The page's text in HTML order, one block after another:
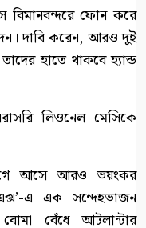
বিমানবন্দরে ফোন করে
দাবি করেন, আরও দুই
হাতে থাকবে হ্যান্ড
লিওনেল মেসিকে
আগে আসে আরও ভয়ংকর
এ এক সন্দেহভাজন
বেঁধে আটলান্টার